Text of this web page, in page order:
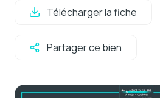
vendus
e-mail
Télécharger la fiche
Partager ce bien